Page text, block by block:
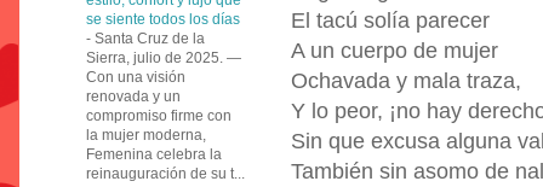
El tacú solía parecer
A un cuerpo de mujer
Ochavada y mala traza,
Y lo peor, ¡no hay
Sin que excusa alguna
También sin asomo de
se siente todos los días
- Santa Cruz de la
Sierra, julio de 2025. —
Con una visión
renovada y un
compromiso firme con
la mujer moderna,
Femenina celebra la
reinauguración de su t...